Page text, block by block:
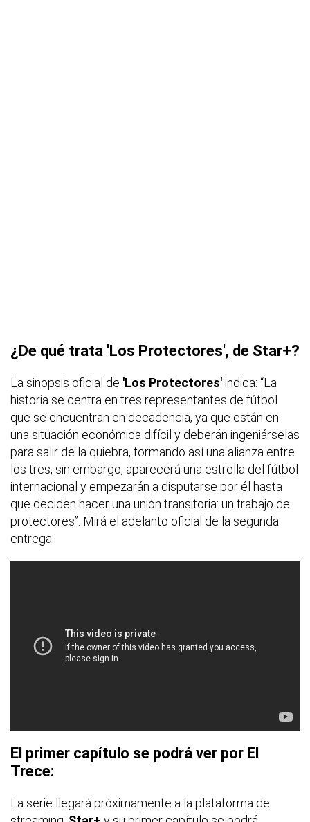
¿De qué trata 'Los Protectores', de Star+?
La sinopsis oficial de 'Los Protectores'indica: “La
historia se centra en tres representantes de fútbol
que se encuentran en decadencia, ya que están en
una situación económica difícil y deberán ingeniárselas
para salir de la quiebra, formando así una alianza entre
los tres, sin embargo, aparecerá una estrella del fútbol
internacional y empezarán a disputarse por él hasta
que deciden hacer una unión transitoria: un trabajo de
protectores”. Mirá el adelanto oficial de la segunda
entrega:
El primer capítulo se podrá ver por El
Trece:
La serie llegará próximamente a la plataforma de